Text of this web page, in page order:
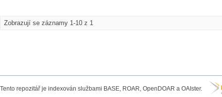
Zobrazují se záznamy 1-10 z 1
Tento repozitář je indexován službami BASE, ROAR, OpenDOAR a OAIster.